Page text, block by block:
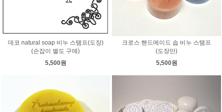
데코 natural soap 비누 스탬프(도장)
(손잡이 별도 구매)
5,500원
크로스 핸드메이드 솝 비누 스탬프
(도장만)
5,500원